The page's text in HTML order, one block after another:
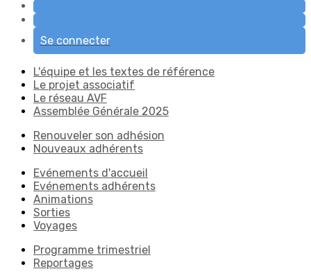
Se connecter
L'équipe et les textes de référence
Le projet associatif
Le réseau AVF
Assemblée Générale 2025
Renouveler son adhésion
Nouveaux adhérents
Evénements d'accueil
Evénements adhérents
Animations
Sorties
Voyages
Programme trimestriel
Reportages